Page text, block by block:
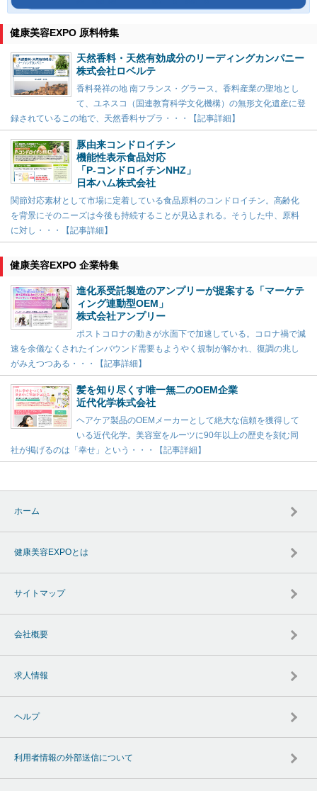
健康美容EXPO 原料特集
天然香料・天然有効成分のリーディングカンパニー
株式会社ロベルテ
香料発祥の地 南フランス・グラース。香料産業の聖地とし
て、ユネスコ（国連教育科学文化機構）の無形文化遺産に登
録されているこの地で、天然香料サプラ・・・【記事詳細】
豚由来コンドロイチン
機能性表示食品対応
「P-コンドロイチンNHZ」
日本ハム株式会社
関節対応素材として市場に定着している食品原料のコンドロイチン。高齢化
を背景にそのニーズは今後も持続することが見込まれる。そうした中、原料
に対し・・・【記事詳細】
健康美容EXPO 企業特集
進化系受託製造のアンプリーが提案する「マーケテ
ィング連動型OEM」
株式会社アンプリー
ポストコロナの動きが水面下で加速している。コロナ禍で減
速を余儀なくされたインバウンド需要もようやく規制が解かれ、復調の兆し
がみえつつある・・・【記事詳細】
髪を知り尽くす唯一無二のOEM企業
近代化学株式会社
ヘアケア製品のOEMメーカーとして絶大な信頼を獲得して
いる近代化学。美容室をルーツに90年以上の歴史を刻む同
社が掲げるのは「幸せ」という・・・【記事詳細】
ホーム
健康美容EXPOとは
サイトマップ
会社概要
求人情報
ヘルプ
利用者情報の外部送信について